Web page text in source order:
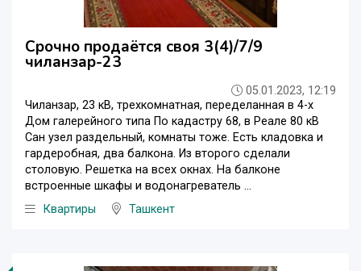
Срочно продаётся своя 3(4)/7/9
чиланзар-23
05.01.2023, 12:19
Чиланзар, 23 кВ, трехкомнатная, переделанная в 4-х
Дом галерейного типа По кадастру 68, в Реале 80 кВ
Сан узел раздельный, комнаты тоже. Есть кладовка и
гардеробная, два балкона. Из второго сделали
столовую. Решетка на всех окнах. На балконе
встроенные шкафы и водонагреватель ...
Квартиры
Ташкент